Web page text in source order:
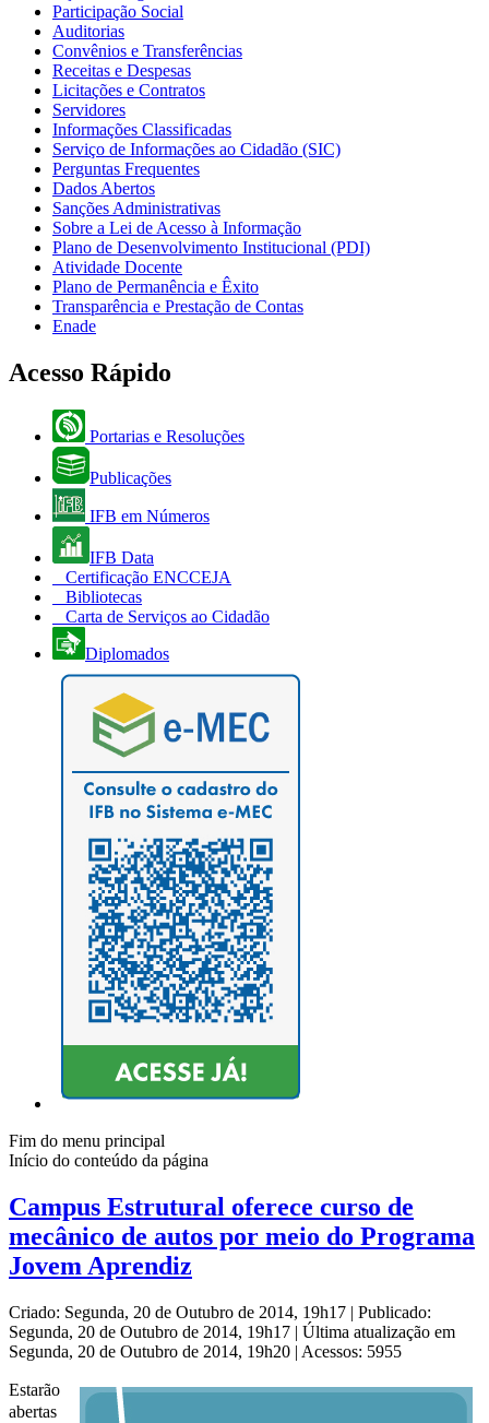
Participação Social
Auditorias
Convênios e Transferências
Receitas e Despesas
Licitações e Contratos
Servidores
Informações Classificadas
Serviço de Informações ao Cidadão (SIC)
Perguntas Frequentes
Dados Abertos
Sanções Administrativas
Sobre a Lei de Acesso à Informação
Plano de Desenvolvimento Institucional (PDI)
Atividade Docente
Plano de Permanência e Êxito
Transparência e Prestação de Contas
Enade
Acesso Rápido
Portarias e Resoluções
Publicações
IFB em Números
IFB Data
Certificação ENCCEJA
Bibliotecas
Carta de Serviços ao Cidadão
Diplomados
Fim do menu principal
Início do conteúdo da página
Campus Estrutural oferece curso de
mecânico de autos por meio do Programa
Jovem Aprendiz
Criado: Segunda, 20 de Outubro de 2014, 19h17 | Publicado:
Segunda, 20 de Outubro de 2014, 19h17 | Última atualização em
Segunda, 20 de Outubro de 2014, 19h20 | Acessos: 5955
Estarão
abertas